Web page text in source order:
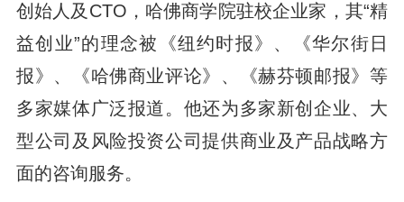
创始人及CTO，哈佛商学院驻校企业家，其“精
益创业”的理念被《纽约时报》、《华尔街日
报》、《哈佛商业评论》、《赫芬顿邮报》等
多家媒体广泛报道。他还为多家新创企业、大
型公司及风险投资公司提供商业及产品战略方
面的咨询服务。